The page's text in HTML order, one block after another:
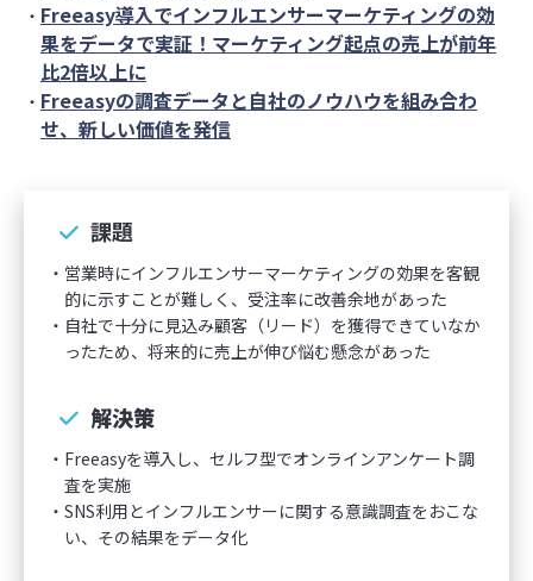
Freeasy導入でインフルエンサーマーケティングの効
果をデータで実証！マーケティング起点の売上が前年
比2倍以上に
Freeasyの調査データと自社のノウハウを組み合わ
せ、新しい価値を発信
課題
営業時にインフルエンサーマーケティングの効果を客観
的に示すことが難しく、受注率に改善余地があった
自社で十分に見込み顧客（リード）を獲得できていなか
ったため、将来的に売上が伸び悩む懸念があった
解決策
Freeasyを導入し、セルフ型でオンラインアンケート調
査を実施
SNS利用とインフルエンサーに関する意識調査をおこな
い、その結果をデータ化